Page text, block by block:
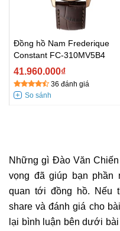
Đồng hồ Nam Frederique
Constant FC-310MV5B4
41.960.000₫
36 đánh giá
Những gì Đào Văn
vọng đã giúp bạn phần
quan tới đồng hồ. Nếu
share và đánh giá cho
lại bình luận bên dưới